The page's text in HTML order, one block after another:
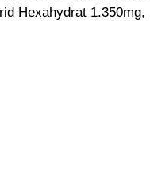
Hexahydrat